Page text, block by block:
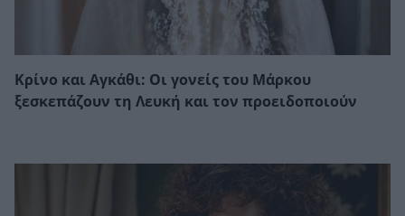
Κρίνο και Αγκάθι: Οι γονείς του Μάρκου
ξεσκεπάζουν τη Λευκή και τον προειδοποιούν